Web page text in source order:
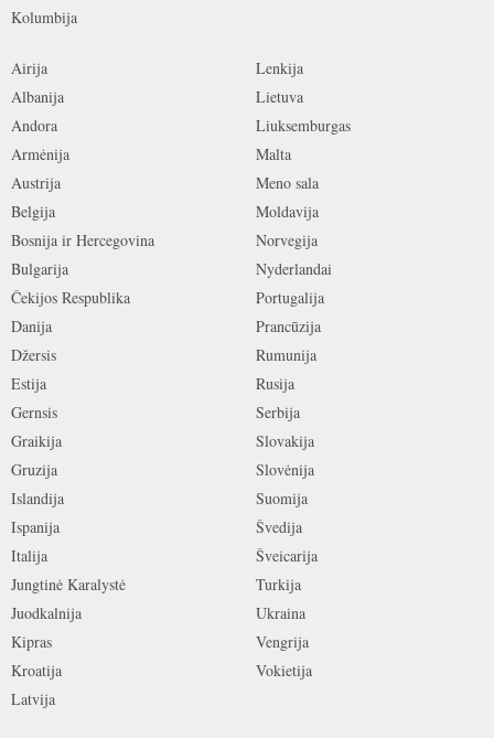
Kolumbija
Airija
Albanija
Andora
Armėnija
Austrija
Belgija
Bosnija ir Hercegovina
Bulgarija
Čekijos Respublika
Danija
Džersis
Estija
Gernsis
Graikija
Gruzija
Islandija
Ispanija
Italija
Jungtinė Karalystė
Juodkalnija
Kipras
Kroatija
Latvija
Lenkija
Lietuva
Liuksemburgas
Malta
Meno sala
Moldavija
Norvegija
Nyderlandai
Portugalija
Prancūzija
Rumunija
Rusija
Serbija
Slovakija
Slovėnija
Suomija
Švedija
Šveicarija
Turkija
Ukraina
Vengrija
Vokietija